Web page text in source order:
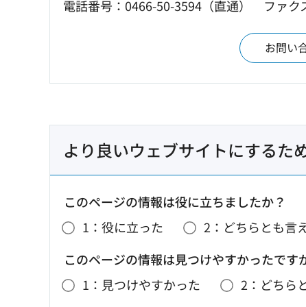
電話番号：0466-50-3594（直通）
ファク
お問い
より良いウェブサイトにするた
このページの情報は役に立ちましたか？
1：役に立った
2：どちらとも言
このページの情報は見つけやすかったです
1：見つけやすかった
2：どちら